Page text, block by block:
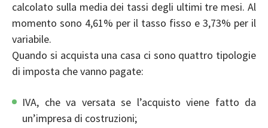
calcolato sulla media dei tassi degli ultimi tre mesi. Al
momento sono 4,61% per il tasso fisso e 3,73% per il
variabile.
Quando si acquista una casa ci sono quattro tipologie
di imposta che vanno pagate:
IVA, che va versata se l’acquisto viene fatto da
un’impresa di costruzioni;